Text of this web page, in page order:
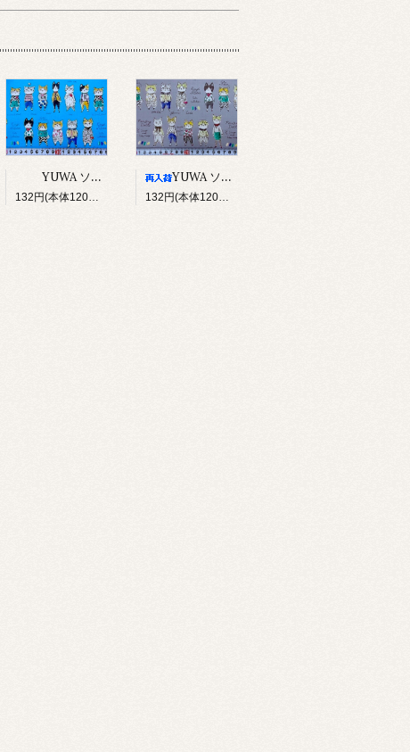
YUWA ソバカスキッズ Rough sketch（ブルー）
132円(本体120円、税12円)
YUWA ソバカスキッズ Rough sketch（グレー）
132円(本体120円、税12円)